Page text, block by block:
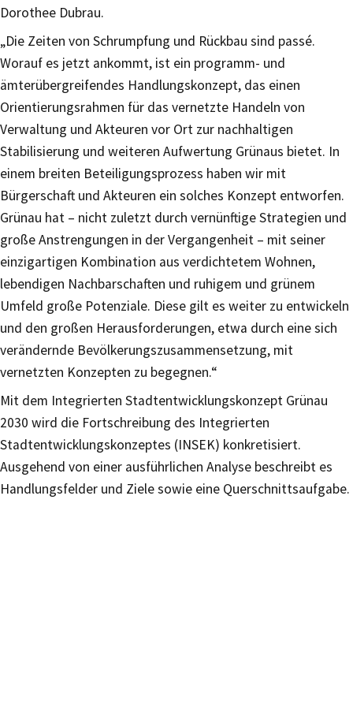
Dorothee Dubrau.
„Die Zeiten von Schrumpfung und Rückbau sind passé.
Worauf es jetzt ankommt, ist ein programm- und
ämterübergreifendes Handlungskonzept, das einen
Orientierungsrahmen für das vernetzte Handeln von
Verwaltung und Akteuren vor Ort zur nachhaltigen
Stabilisierung und weiteren Aufwertung Grünaus bietet. In
einem breiten Beteiligungsprozess haben wir mit
Bürgerschaft und Akteuren ein solches Konzept entworfen.
Grünau hat – nicht zuletzt durch vernünftige Strategien und
große Anstrengungen in der Vergangenheit – mit seiner
einzigartigen Kombination aus verdichtetem Wohnen,
lebendigen Nachbarschaften und ruhigem und grünem
Umfeld große Potenziale. Diese gilt es weiter zu entwickeln
und den großen Herausforderungen, etwa durch eine sich
verändernde Bevölkerungszusammensetzung, mit
vernetzten Konzepten zu begegnen.“
Mit dem Integrierten Stadtentwicklungskonzept Grünau
2030 wird die Fortschreibung des Integrierten
Stadtentwicklungskonzeptes (INSEK) konkretisiert.
Ausgehend von einer ausführlichen Analyse beschreibt es
Handlungsfelder und Ziele sowie eine Querschnittsaufgabe.